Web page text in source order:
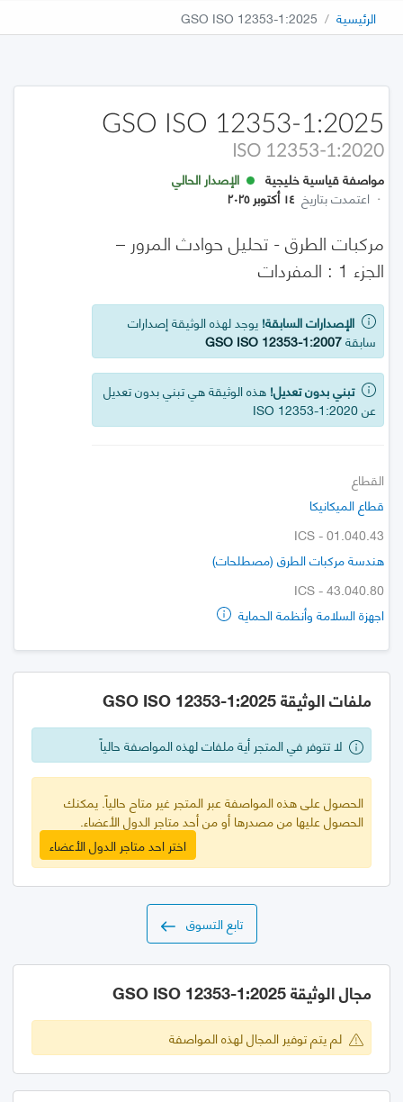
الرئيسية GSO ISO 12353-1:2025
GSO ISO 12353-1:2025
ISO 12353-1:2020
مواصفة قياسية خليجية
الإصدار الحالي
· اعتمدت بتاريخ ١٤ أكتوبر ٢٠٢٥
مركبات الطرق - تحليل حوادث المرور –
الجزء 1 : المفردات
الإصدارات السابقة! يوجد لهذه الوثيقة إصدارات
سابقةGSO ISO 12353-1:2007
تبني بدون تعديل! هذه الوثيقة هي تبني بدون تعديل
عن ISO 12353-1:2020
القطاع
قطاع الميكانيكا
ICS - 01.040.43
هندسة مركبات الطرق (مصطلحات)
ICS - 43.040.80
اجهزة السلامة وأنظمة الحماية
ملفات الوثيقة GSO ISO 12353-1:2025
لا تتوفر في المتجر أية ملفات لهذه المواصفة حالياً
الحصول على هذه المواصفة عبر المتجر غير متاح حالياً. يمكنك
الحصول عليها من مصدرها أو من أحد متاجر الدول الأعضاء.
اختر احد متاجر الدول الأعضاء
تابع التسوق
مجال الوثيقة GSO ISO 12353-1:2025
لم يتم توفير المجال لهذه المواصفة